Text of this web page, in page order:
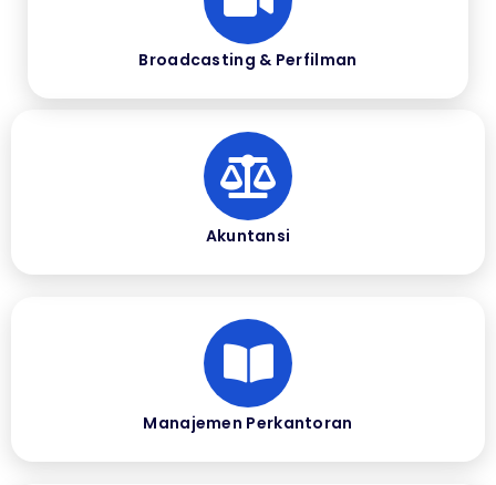
Broadcasting & Perfilman
Akuntansi
Manajemen Perkantoran